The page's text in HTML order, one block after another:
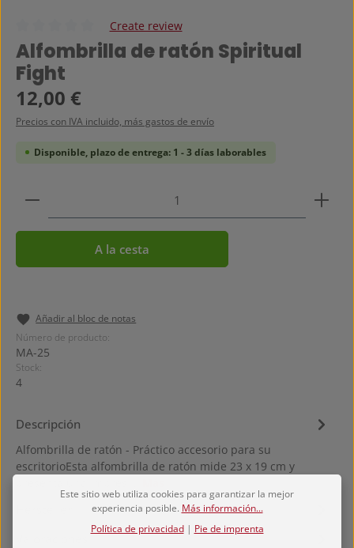
Calificación promedio de 0 de 5 estrellas
Create review
Alfombrilla de ratón Spiritual
Fight
Precio normal:
12,00 €
Precios con IVA incluido, más gastos de envío
Disponible, plazo de entrega: 1 - 3 días laborables
Cantidad del producto: introduce la cantidad
A la cesta
Añadir al bloc de notas
Número de producto:
MA-25
Stock:
4
Descripción
Alfombrilla de ratón - Práctico accesorio para su
escritorioEsta alfombrilla de ratón mide 23 x 19 cm y
Este sitio web utiliza cookies para garantizar la mejor
experiencia posible. Más información...
Política de privacidad| Pie de imprenta